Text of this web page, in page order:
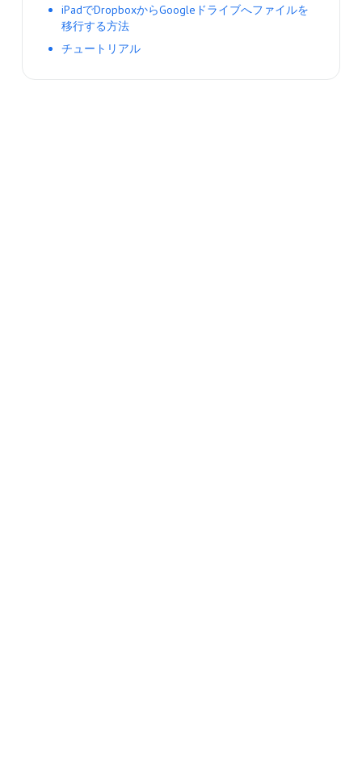
iPadでDropboxからGoogleドライブへファイルを
移行する方法
チュートリアル